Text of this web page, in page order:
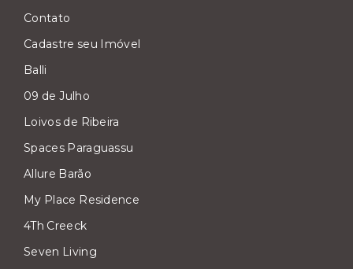
Contato
Cadastre seu Imóvel
Balli
09 de Julho
Loivos de Ribeira
Spaces Paraguassu
Allure Barão
My Place Residence
4Th Creeck
Seven Living